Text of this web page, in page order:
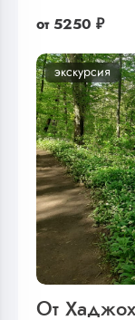
от 5250 ₽
экскурсия
От